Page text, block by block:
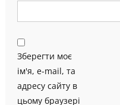
Зберегти моє
ім'я, e-mail, та
адресу сайту в
цьому браузері